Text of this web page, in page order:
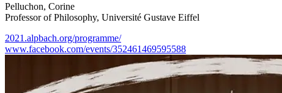
Pelluchon, Corine
Professor of Philosophy, Université Gustave Eiffel
2021.alpbach.org/programme/
www.facebook.com/events/352461469595588